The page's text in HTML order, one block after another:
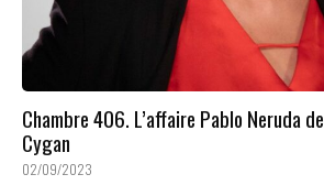
Chambre 406. L’affaire Pablo Neruda
Cygan
02/09/2023